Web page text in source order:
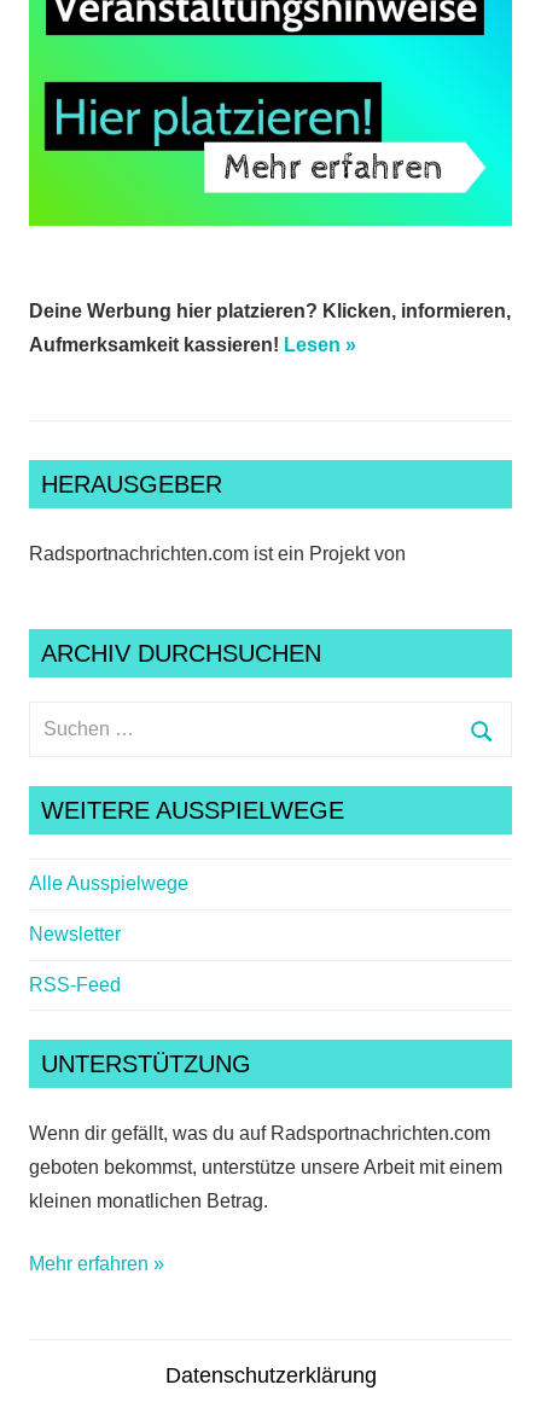
Deine Werbung hier platzieren? Klicken, informieren,
Aufmerksamkeit kassieren! Lesen »
HERAUSGEBER
Radsportnachrichten.com ist ein Projekt von
ARCHIV DURCHSUCHEN
Suchen
WEITERE AUSSPIELWEGE
Alle Ausspielwege
Newsletter
RSS-Feed
UNTERSTÜTZUNG
Wenn dir gefällt, was du auf Radsportnachrichten.com
geboten bekommst, unterstütze unsere Arbeit mit einem
kleinen monatlichen Betrag.
Mehr erfahren »
Datenschutzerklärung